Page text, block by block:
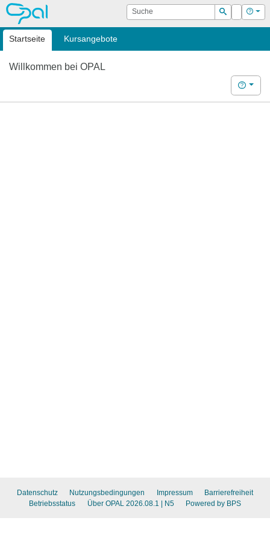
OPAL Suche
Suchen
Login Hilfe
Startseite Kursangebote
Willkommen bei OPAL
Hilfe
Datenschutz Nutzungsbedingungen Impressum
Barrierefreiheit
Betriebsstatus
Über OPAL 2026.08.1 | N5 Powered by BPS